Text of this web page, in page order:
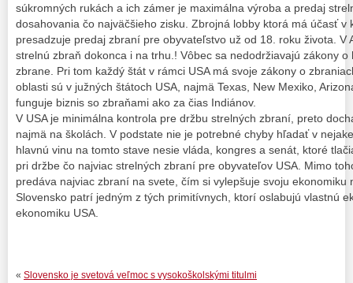
súkromných rukách a ich zámer je maximálna výroba a predaj
dosahovania čo najväčšieho zisku. Zbrojná lobby ktorá má účasť v
presadzuje predaj zbraní pre obyvateľstvo už od 18. roku života. V
strelnú zbraň dokonca i na trhu.! Vôbec sa nedodržiavajú zákony
zbrane. Pri tom každý štát v rámci USA má svoje zákony o
oblasti sú v južných štátoch USA, najmä Texas, New Mexiko,
funguje biznis so zbraňami ako za čias Indiánov.
V USA je minimálna kontrola pre držbu strelných zbraní, preto
najmä na školách. V podstate nie je potrebné chyby hľadať v
hlavnú vinu na tomto stave nesie vláda, kongres a senát, ktoré
pri držbe čo najviac strelných zbraní pre obyvateľov USA. Mimo
predáva najviac zbraní na svete, čím si vylepšuje svoju ekonomiku
Slovensko patrí jedným z tých primitívnych, ktorí oslabujú vlastnú
ekonomiku USA.
« Slovensko je svetová veľmoc s vysokoškolskými titulmi